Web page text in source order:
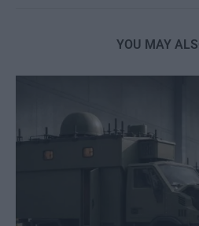
YOU MAY